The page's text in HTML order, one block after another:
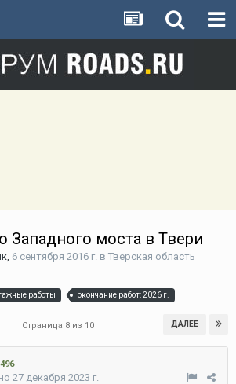
Западного моста в Твери
, 6 сентября 2016 г. в Тверская область
работы окончание работ: 2026 г.
ДАЛЕЕ
Страница 8 из 10
27 декабря 2023 г.